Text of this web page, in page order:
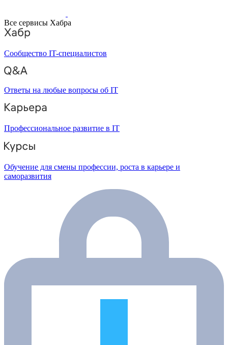
Все сервисы Хабра
Сообщество IT-специалистов
Ответы на любые вопросы об IT
Профессиональное развитие в IT
Обучение для смены профессии, роста в карьере и
саморазвития